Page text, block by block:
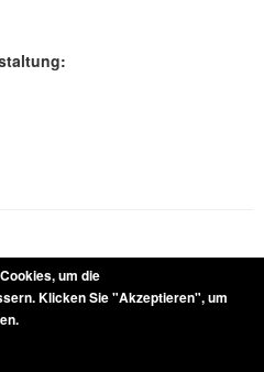
Teilnehmer/innen seit 1980
um die
Klicken Sie "Akzeptieren", um